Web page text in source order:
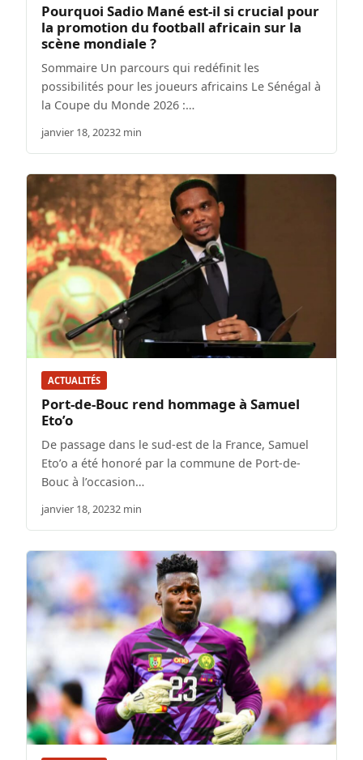
Pourquoi Sadio Mané est-il si crucial pour
la promotion du football africain sur la
scène mondiale ?
Sommaire Un parcours qui redéfinit les
possibilités pour les joueurs africains Le Sénégal à
la Coupe du Monde 2026 :…
janvier 18, 20232 min
ACTUALITÉS
Port-de-Bouc rend hommage à Samuel
Eto’o
De passage dans le sud-est de la France, Samuel
Eto’o a été honoré par la commune de Port-de-
Bouc à l’occasion…
janvier 18, 20232 min